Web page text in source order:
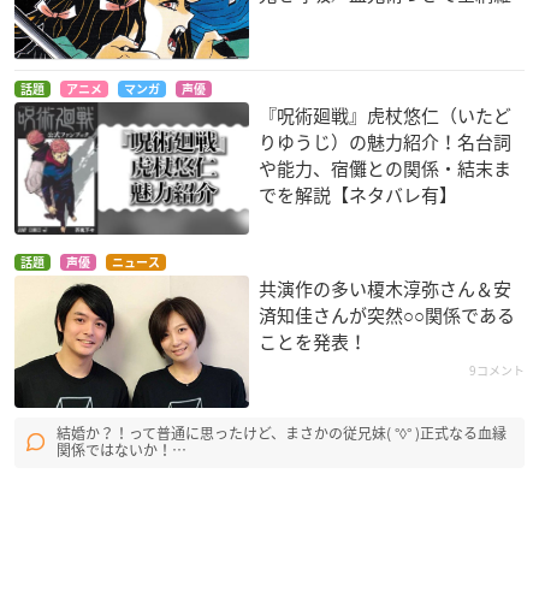
話題 アニメ マンガ 声優
『呪術廻戦』虎杖悠仁（いたど
りゆうじ）の魅力紹介！名台詞
や能力、宿儺との関係・結末ま
でを解説【ネタバレ有】
話題 声優 ニュース
共演作の多い榎木淳弥さん＆安
済知佳さんが突然○○関係である
ことを発表！
9コメント
結婚か？！って普通に思ったけど、まさかの従兄妹( °◊° )正式なる血縁
関係ではないか！…